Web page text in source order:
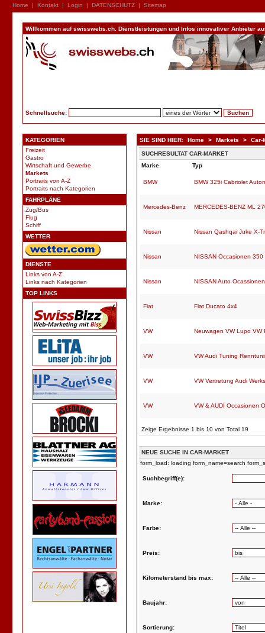
Home | Kontakt | Login | DATENSCHUTZ | Sitemap
Willkommen auf swisswebs.ch. Dienstleistungen und Infos innovativer Anbieter
Schnellsuche:
KATEGORIEN
Freizeit
Gastro
Wirtschaft und Gewerbe
Markets
Portraits von A-Z
Portraits nach Kategorien
FAHRPLÄNE
Zug/Bus
Flug
Schiff
WETTER
DIENSTE
Links von A-Z
Links nach Kategorien
TOP LINKS
SIE SIND HIER: Home > Markets > Car-
SUCHRESULTAT CAR-MARKET
Marke
Typ
BMW BMW 325i Cabriolet
Mercedes-Benz MERCEDES-BENZ ML
Nissan Nissan Qashqai Juke X-
Nissan NISSAN Occasionen
Nissan NISSAN Auto
Fiat Fiat Ducato 4x4
VW Neuwagen VW Lupo VW
VW VW Audi Tuning
VW VW Vertretung Audi
VW VW & AUDI Occasionen
Zeige Ergebnisse 1 bis 10 von Total 19
NEUE SUCHE IN CAR-MARKET
form_load: loading form_name=search
Suchbegriff(e):
Marke:
Farbe:
Preis:
Kilometerstand bis max:
Baujahr:
Sortierung: